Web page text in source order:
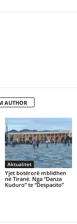
AUTHOR
Aktualitet
Yjet botërorë mblidhen
në Tiranë. Nga “Danza
Kuduro” te “Despacito”